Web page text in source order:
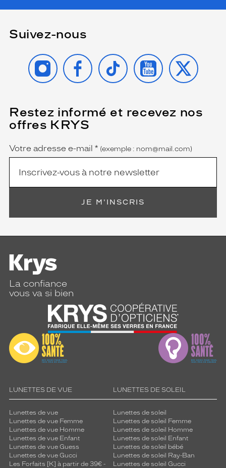
Suivez-nous
INSTAGRAMFACEBOOK
TIKTOK YOUTUBE
X
Restez informé et recevez nos
offres KRYS
Name
Votre adresse e-mail *
(Ce
champ
est
obligatoire)
(exemple : nom@mail.com)
JE M'INSCRIS
La confiance
vous va si bien
LUNETTES DE VUE
Lunettes de vue
Lunettes de vue Femme
Lunettes de vue Homme
Lunettes de vue Enfant
Lunettes de vue Guess
Lunettes de vue Gucci
Les Forfaits [K] à partir de 39€ -
LUNETTES DE SOLEIL
Lunettes de soleil
Lunettes de soleil Femme
Lunettes de soleil Homme
Lunettes de soleil Enfant
Lunettes de soleil bébé
Lunettes de soleil Ray-Ban
Lunettes de soleil Gucci